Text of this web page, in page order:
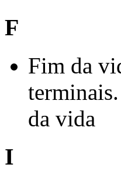
F
Fim da
da vida
I